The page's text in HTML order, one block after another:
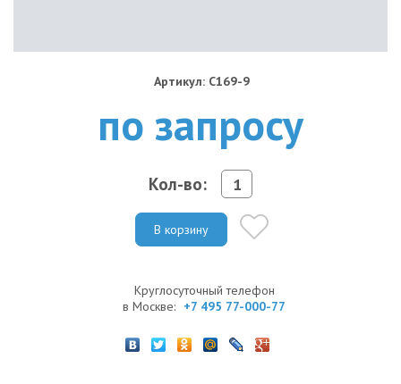
Артикул: C169-9
по запросу
Кол-во:
В корзину
Круглосуточный телефон
в Москве: +7 495 77-000-77